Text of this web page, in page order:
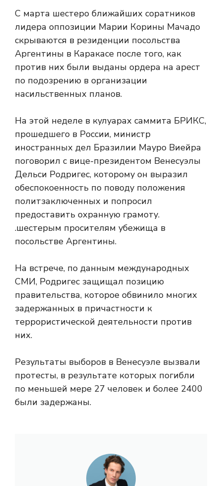
С марта шестеро ближайших соратников
лидера оппозиции Марии Корины Мачадо
скрываются в резиденции посольства
Аргентины в Каракасе после того, как
против них были выданы ордера на арест
по подозрению в организации
насильственных планов.
На этой неделе в кулуарах саммита БРИКС,
прошедшего в России, министр
иностранных дел Бразилии Мауро Виейра
поговорил с вице-президентом Венесуэлы
Дельси Родригес, которому он выразил
обеспокоенность по поводу положения
политзаключенных и попросил
предоставить охранную грамоту.
.шестерым просителям убежища в
посольстве Аргентины.
На встрече, по данным международных
СМИ, Родригес защищал позицию
правительства, которое обвинило многих
задержанных в причастности к
террористической деятельности против
них.
Результаты выборов в Венесуэле вызвали
протесты, в результате которых погибли
по меньшей мере 27 человек и более 2400
были задержаны.